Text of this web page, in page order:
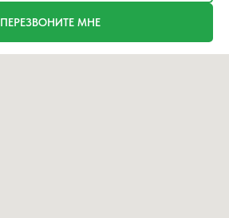
ПЕРЕЗВОНИТЕ МНЕ